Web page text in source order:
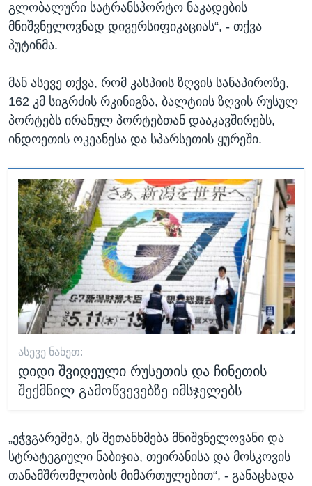
გლობალური სატრანსპორტო ნაკადების
მნიშვნელოვნად დივერსიფიკაციას“, - თქვა
პუტინმა.
მან ასევე თქვა, რომ კასპიის ზღვის სანაპიროზე,
162 კმ სიგრძის რკინიგზა, ბალტიის ზღვის რუსულ
პორტებს ირანულ პორტებთან დააკავშირებს,
ინდოეთის ოკეანესა და სპარსეთის ყურეში.
ᲐᲡᲔᲕᲔ ᲜᲐᲮᲔᲗ:
დიდი შვიდეული რუსეთის და ჩინეთის
შექმნილ გამოწვევებზე იმსჯელებს
„ეჭვგარეშეა, ეს შეთანხმება მნიშვნელოვანი და
სტრატეგიული ნაბიჯია, თეირანისა და მოსკოვის
თანამშრომლობის მიმართულებით“, - განაცხადა